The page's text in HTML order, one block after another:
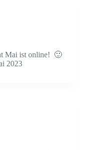
Mai ist online! 🙂
2023